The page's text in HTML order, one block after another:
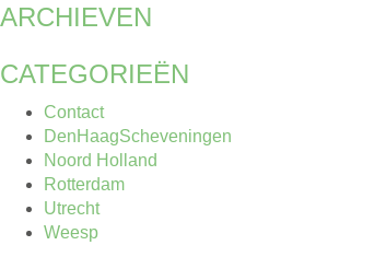
ARCHIEVEN
CATEGORIEËN
Contact
DenHaagScheveningen
Noord Holland
Rotterdam
Utrecht
Weesp